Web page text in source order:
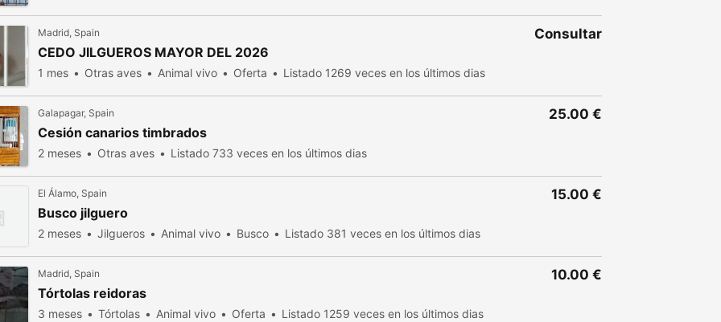
Madrid, Spain
CEDO JILGUEROS MAYOR DEL 2026
1 mes Otras aves Animal vivo Oferta Listado 1269 veces en los últimos dias
Consultar
Galapagar, Spain
Cesión canarios timbrados
2 meses Otras aves Listado 733 veces en los últimos dias
25.00 €
El Álamo, Spain
Busco jilguero
2 meses Jilgueros Animal vivo Busco Listado 381 veces en los últimos dias
15.00 €
Madrid, Spain
Tórtolas reidoras
3 meses Tórtolas Animal vivo Oferta Listado 1259 veces en los últimos dias
10.00 €